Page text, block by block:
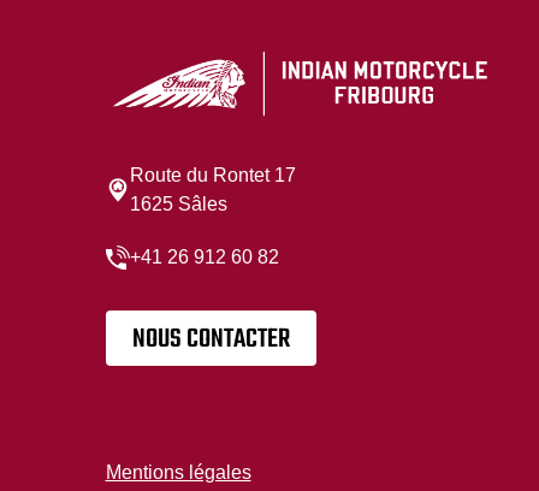
Route du Rontet 17
1625 Sâles
+41 26 912 60 82
NOUS CONTACTER
Mentions légales